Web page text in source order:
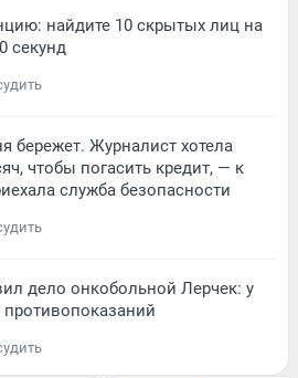
найдите 10 скрытых лиц на
секунд
бережет. Журналист хотела
чтобы погасить кредит, — к
служба безопасности
дело онкобольной Лерчек: у